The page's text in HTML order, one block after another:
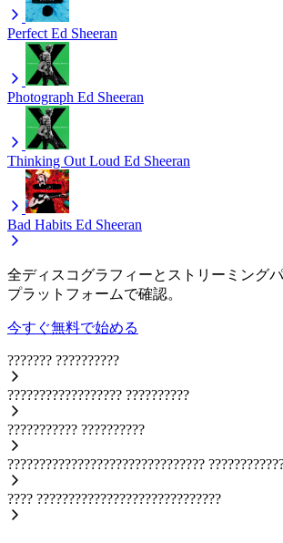
Perfect Ed Sheeran
Photograph Ed Sheeran
Thinking Out Loud Ed Sheeran
Bad Habits Ed Sheeran
全ディスコグラフィーとストリーミング
プラットフォームで確認。
今すぐ無料で始める
??????? ??????????
?????????????????? ??????????
??????????? ??????????
???????????????????????????????
???? ?????????????????????????????